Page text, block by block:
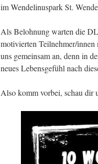
im Wendelinuspark St.
Als Belohnung warten die
motivierten Teilnehmer/
uns gemeinsam an, denn in
neues Lebensgefühl nach
Also komm vorbei, schau dir